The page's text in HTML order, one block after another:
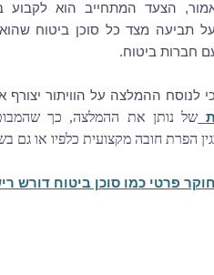
הצעד המתחייב הוא לקבוע
על תביעה מצד כל סוכן ביטוח
חברות ביטוח.
לנוסח ההמלצה על הוויתור יצורף
של נותן את ההמלצה, כך
הפרת חובה מקצועית כלפיו או גם
חוקר פרטי כמו סוכן ביטוח דורש